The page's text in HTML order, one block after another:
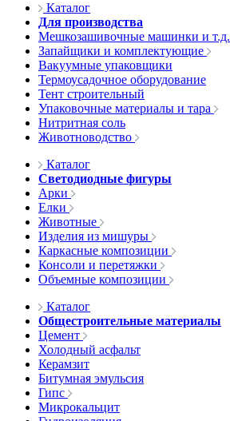
Каталог
Для производства
Мешкозашивочные машинки и т.д.
Запайщики и комплектующие
Вакуумные упаковщики
Термоусадочное оборудование
Тент строительный
Упаковочные материалы и тара
Нитритная соль
Животноводство
Каталог
Светодиодные фигуры
Арки
Елки
Животные
Изделия из мишуры
Каркасные композиции
Консоли и перетяжки
Объемные композиции
Каталог
Общестроительные материалы
Цемент
Холодный асфальт
Керамзит
Битумная эмульсия
Гипс
Микрокальцит